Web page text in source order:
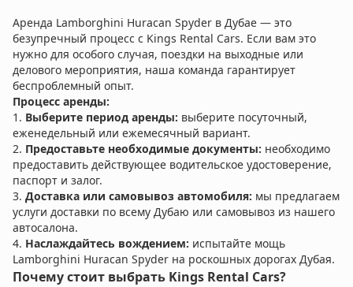
Аренда Lamborghini Huracan Spyder в Дубае — это
безупречный процесс с Kings Rental Cars. Если вам это
нужно для особого случая, поездки на выходные или
делового мероприятия, наша команда гарантирует
беспроблемный опыт.
Процесс аренды:
1. Выберите период аренды: выберите посуточный,
еженедельный или ежемесячный вариант.
2. Предоставьте необходимые документы: необходимо
предоставить действующее водительское удостоверение,
паспорт и залог.
3. Доставка или самовывоз автомобиля: мы предлагаем
услуги доставки по всему Дубаю или самовывоз из нашего
автосалона.
4. Наслаждайтесь вождением: испытайте мощь
Lamborghini Huracan Spyder на роскошных дорогах Дубая.
Почему стоит выбрать Kings Rental Cars?